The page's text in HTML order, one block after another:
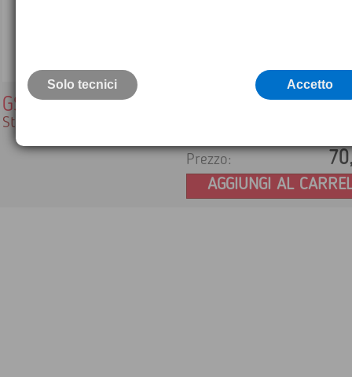
GST6
Stella per treppiede
Prezzo:
AGGIUNGI AL
Solo tecnici Accetto